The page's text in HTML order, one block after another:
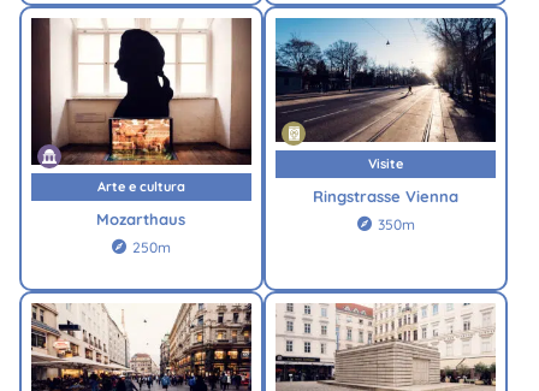
Arte e cultura
Mozarthaus
 250m
Visite
Ringstrasse Vienna
 350m